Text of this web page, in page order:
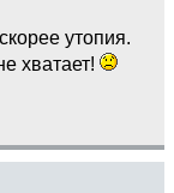
утопия.
хватает!